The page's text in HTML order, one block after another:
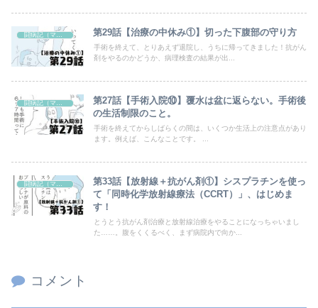
闘病記（マンガ） 第29話【治療の中休み①】切った下腹部の守り方
手術を終えて、とりあえず退院し、うちに帰ってきました！抗がん
剤をやるのかどうか、病理検査の結果が出...
闘病記（マンガ）
第27話【手術入院⑩】覆水は盆に返らない。手術後
の生活制限のこと。
手術を終えてからしばらくの間は、いくつか生活上の注意点があり
ます。例えば、こんなことです。 ...
第33話【放射線＋抗がん剤①】シスプラチンを使っ
て「同時化学放射線療法（CCRT）」、はじめま
す！
とうとう抗がん剤治療と放射線治療をやることになっちゃいまし
た……。腹をくくるべく、まず病院内で向か...
コメント